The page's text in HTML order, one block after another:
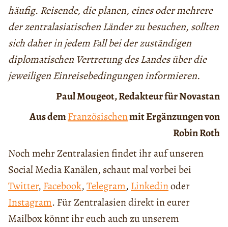
häufig. Reisende, die planen, eines oder mehrere
der zentralasiatischen Länder zu besuchen, sollten
sich daher in jedem Fall bei der zuständigen
diplomatischen Vertretung des Landes über die
jeweiligen Einreisebedingungen informieren.
Paul Mougeot, Redakteur für Novastan
Aus demFranzösischenmit Ergänzungen von
Robin Roth
Noch mehr Zentralasien findet ihr auf unseren
Social Media Kanälen, schaut mal vorbei bei
Twitter, Facebook,Telegram, Linkedinoder
Instagram. Für Zentralasien direkt in eurer
Mailbox könnt ihr euch auch zu unserem